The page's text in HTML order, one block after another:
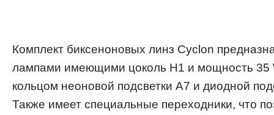
Комплект биксеноновых линз Cyclon
лампами имеющими цоколь H1 и мощность 35
кольцом неоновой подсветки А7 и диодной
Также имеет специальные переходники, что